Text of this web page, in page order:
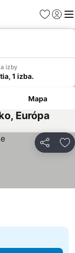
Obľúbené
izby
1 izba.
Mapa
Európa
Zdieľať